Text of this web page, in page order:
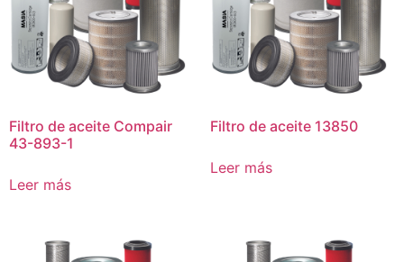
Filtro de aceite Compair
43-893-1
Leer más
Filtro de aceite 13850
Leer más